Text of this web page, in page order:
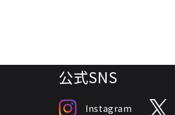
公式SNS
Instagram